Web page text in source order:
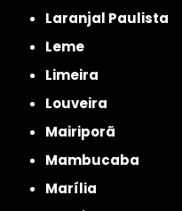
Laranjal Paulista
Leme
Limeira
Louveira
Mairiporã
Mambucaba
Marília